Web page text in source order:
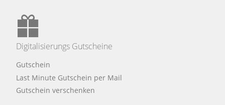
Digitalisierungs Gutscheine
Gutschein
Last Minute Gutschein per Mail
Gutschein verschenken